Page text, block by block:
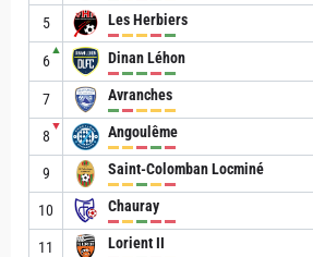
5 Les Herbiers
6
▲ Dinan Léhon
7 Avranches
8
▼ Angoulême
9 Saint-Colomban Locminé
10 Chauray
11 Lorient II